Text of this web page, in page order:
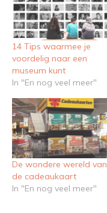
14 Tips waarmee je
voordelig naar een
museum kunt
In "En nog veel meer"
De wondere wereld van
de cadeaukaart
In "En nog veel meer"